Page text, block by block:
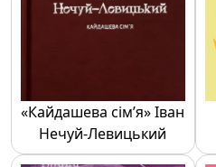
«Кайдашева сім’я» Іван
Нечуй-Левицький